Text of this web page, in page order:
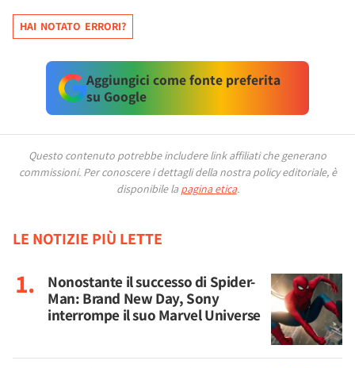
HAI NOTATO ERRORI?
Aggiungici come fonte preferita
su Google
Questo contenuto potrebbe includere link affiliati che generano
commissioni. Per conoscere i dettagli della nostra policy editoriale, è
disponibile la pagina etica.
LE NOTIZIE PIÙ LETTE
Nonostante il successo di Spider-
Man: Brand New Day, Sony
interrompe il suo Marvel Universe